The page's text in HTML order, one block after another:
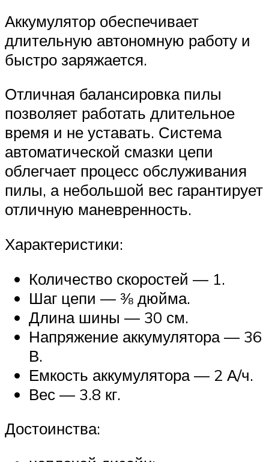
Аккумулятор обеспечивает
длительную автономную работу и
быстро заряжается.
Отличная балансировка пилы
позволяет работать длительное
время и не уставать. Система
автоматической смазки цепи
облегчает процесс обслуживания
пилы, а небольшой вес гарантирует
отличную маневренность.
Характеристики:
Количество скоростей — 1.
Шаг цепи — ⅜ дюйма.
Длина шины — 30 см.
Напряжение аккумулятора — 36
В.
Емкость аккумулятора — 2 А/ч.
Вес — 3.8 кг.
Достоинства: